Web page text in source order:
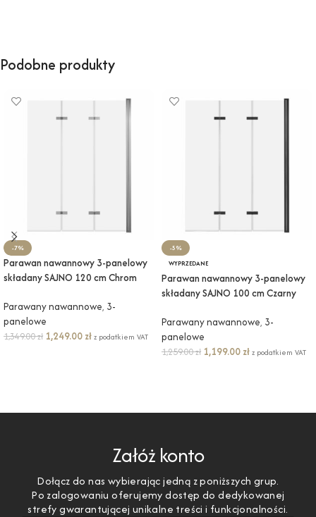
Podobne produkty
-7%
Parawan nawannowy 3-panelowy
składany SAJNO 120 cm Chrom
Parawany nawannowe, 3-
panelowe
1,349.00zł 1,249.00 złz podatkiem VAT
-5%
WYPRZEDANE
Parawan nawannowy 3-panelowy
składany SAJNO 100 cm Czarny
Parawany nawannowe, 3-
panelowe
1,259.00zł 1,199.00 złz podatkiem VAT
Załóż konto
Dołącz do nas wybierając jedną z poniższych grup.
Po zalogowaniu oferujemy dostęp do dedykowanej
strefy gwarantującej unikalne treści i funkcjonalności.